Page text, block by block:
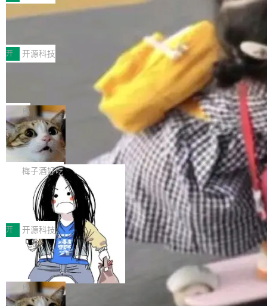
ENT，实现零拷贝传输性能提升30%、非零拷贝
传输性能最高提升5倍。UCL-MPComm底层基
于自研UCL-Engine通信引擎，后续腾讯网平将
持续开源更多基于UCL-Engine的高性能通信组
件。 腾讯网平团队在UCL-MPComm中实现了一
个独立于业务线程的全局通信引擎（Engine），
开源 AI 编程平台 CoStrict 应用”凭借卓越的技术
创新与落地成效成功入选。 全链路私有化部署，
助力企业AI研发安全落地 当前，越来越多企业已
经开始引入 AI Coding 工具，通过调用公有云模
型或企业内部部署模型提升研发效率。但随着 AI
Coding 从个人辅助工具逐步走向团队级、组织
级应用，企业在规模化落地过程中，对安全性、
可控性和代码质量提出了更高要求。 首先是数据
安全与合规要求。对于大多数普通研发场景，公
有云模型能够满足快速试用和效率提升的需求。
但对于金融、能源、医疗等对数据安全要求较...
深信服AI算力网关入选工信部人工智能
前不久，工业和信息化部正式发布《2025年人工
智能应用典型案例名单》，集中展示人工智能在
各领域的应用成果，覆盖技术底座、行业赋能、
产品应用、支撑保障、专题等五大方向。深信服
AI算力网关（AI创新平台）成功入选！ 随着各行
各业的Agent走向规模化建设，算力构成形态逐
渐丰富，用户关注的重点也在发生变化：不只是
让AI用起来，还要进一步看清混合算力时代下，
Token花在哪里、算力是否被充分利用，以及持
续增长的AI成本该如何优化。 深信服AI算力网关
正是围绕这些实际问题，从Token治理和成本治
理两个方面，让用户的每一份算力都看得清、管
得住、用得稳、省得下、更安全！ 一、从现在开
始，Token使用一目...
开 开源科技
Jeff Dean 离开 Google：一个时代的结
束，一个实验室的开始
Google 员工编号 20。MapReduce 作者之一。
Bigtable 作者之一。TensorFlow 的作者之一。
Gemini 的架构师。Google 首席科学家。 Jeff D
ean 在 Google 工作了 27 年后，宣布离职。 他
不是一个人走。一同离开的还有 Sanjay Ghema
wat（Google 员工编号 23，Jeff Dean 二十多
年的编程搭档，MapReduce 和 Bigtable 的共同
作者）、Quoc Le（Google 大脑核心成员，Se
q2Seq 和 DocAI 的共同发明人）以及 Oriol Vin
yals（Gemini 联合负责人，AlphaSta...
局
🔥 SolonCode v2026.8.4 发布：界面
字体可调、22 种语言、记忆搜索增强
打开终端就能上岗的全中文编码智能体，这一轮
把「看得清、用母语、记得住」三件事一次补
齐。 SolonCode 是什么 SolonCode 是杭州无
耳科技研发的企业级终端编码智能体——一位全
中文驱动的数字员工，自主理解需求、规划步
骤、编写代码。不挑模型、不挑平台，curl 一行
装完即用。 开源地址：Gitee · GitCode · GitHu
b 安装 支持 Java 8+（8~26）、macOS / Linu
x / Windows / Harmony PC。 # macOS / Linu
x / Harmony PC curl -fsSL https://solon.noea
r.org/solon...
梅子酒好吃
让“代码语义理解”深度释放AI Coding
价值潜能：华为云码道（CodeArts）
代码仓技术解析
一、代码仓深度理解技术的作用与价值 在软件工
程实践中，代码仓是企业核心知识资产的主要载
体。企业级代码仓库通常包含数十万乃至数百万
个文件，其规模远超单次模型调用可承载的上下
文窗口。随着项目规模的持续扩张与代码历史的
不断累积，代码仓中的模块关系、接口契约、业
务逻辑等关键信息往往分散于数十乃至数百个文
开 开源科技
一条“删库”命令跑 17 小时，算法工程
师删光 89TB 数据只为干私活
最高人民检察院8月4日公布了一起案件：北京一
名90后算法工程师王某，为了给自己接的私活腾
服务器空间，删光了公司AI游戏部门的全部核心
局